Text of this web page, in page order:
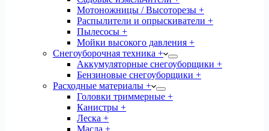
Мотоножницы / Высоторезы +
Распылители и опрыскиватели +
Пылесосы +
Мойки высокого давления +
Снегоуборочная техника +
Аккумуляторные снегоуборщики +
Бензиновые снегоуборщики +
Расходные материалы +
Головки триммерные +
Канистры +
Леска +
Масла +